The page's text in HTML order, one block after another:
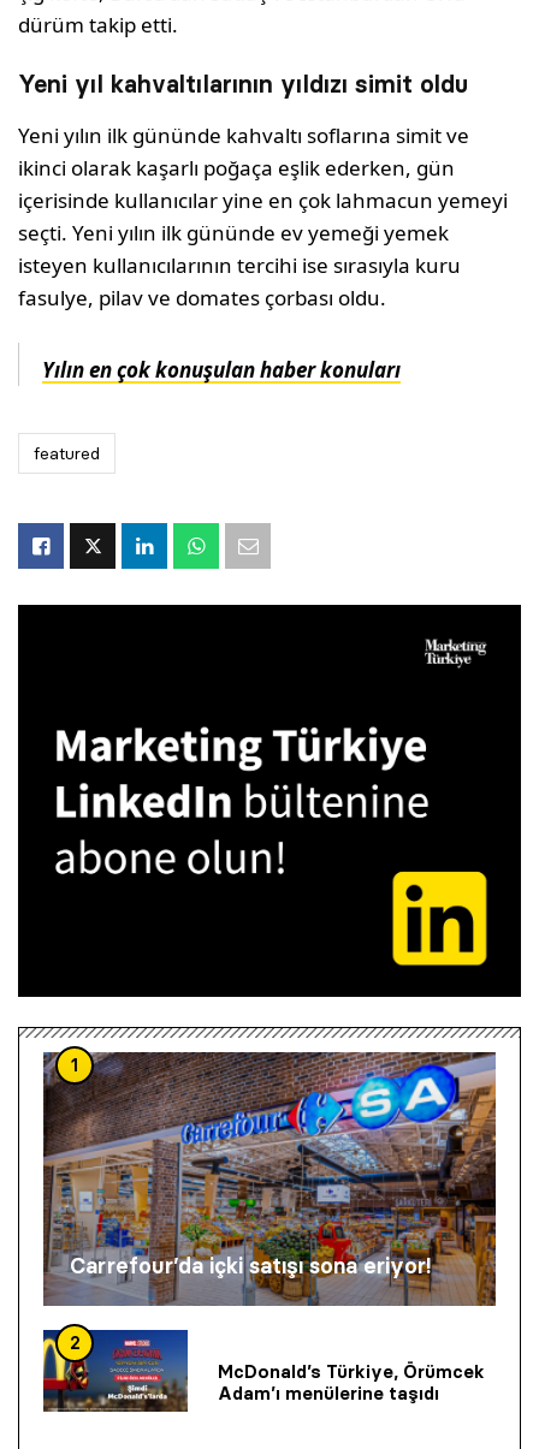
dürüm takip etti.
Yeni yıl kahvaltılarının yıldızı simit oldu
Yeni yılın ilk gününde kahvaltı soflarına simit ve
ikinci olarak kaşarlı poğaça eşlik ederken, gün
içerisinde kullanıcılar yine en çok lahmacun yemeyi
seçti. Yeni yılın ilk gününde ev yemeği yemek
isteyen kullanıcılarının tercihi ise sırasıyla kuru
fasulye, pilav ve domates çorbası oldu.
Yılın en çok konuşulan haber konuları
featured
1
Carrefour’da içki satışı sona eriyor!
2
McDonald’s Türkiye, Örümcek
Adam’ı menülerine taşıdı